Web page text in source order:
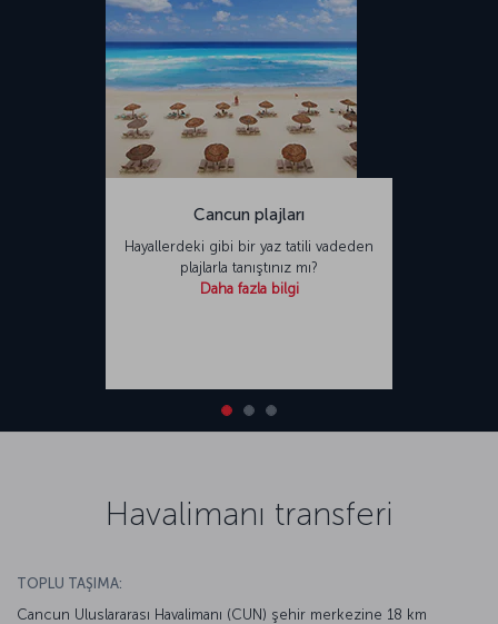
Cancun plajları
Hayallerdeki gibi bir yaz tatili vadeden
plajlarla tanıştınız mı?
Daha fazla bilgi
Havalimanı transferi
TOPLU TAŞIMA:
Cancun Uluslararası Havalimanı (CUN) şehir merkezine 18 km